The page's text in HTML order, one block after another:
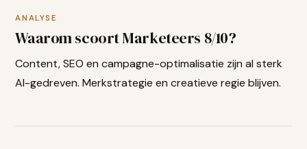
ANALYSE
Waarom scoortMarketeers 8/10?
Content, SEO en campagne-optimalisatie zijn al sterk
AI-gedreven. Merkstrategie en creatieve regie blijven.